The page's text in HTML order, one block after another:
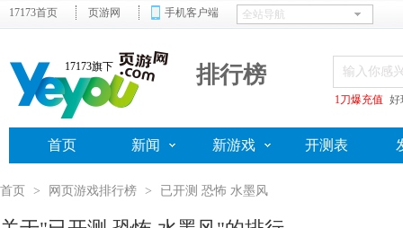
17173首页 页游网 手机客户端
17173旗下 排行榜
1刀爆充值 好
首页 新闻 新游戏 开测表
首页 > 网页游戏排行榜 > 已开测 恐怖 水墨风